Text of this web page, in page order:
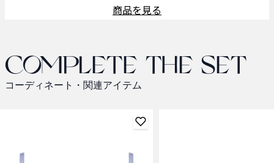
商品を見る
Complete the set
コーディネート・関連アイテム